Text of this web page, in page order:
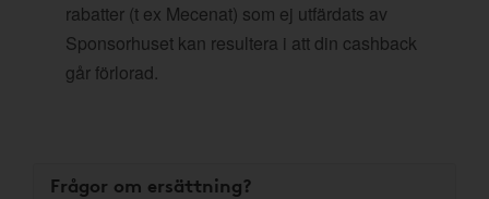
rabatter (t ex Mecenat) som ej utfärdats av
Sponsorhuset kan resultera i att din cashback
går förlorad.
Frågor om ersättning?